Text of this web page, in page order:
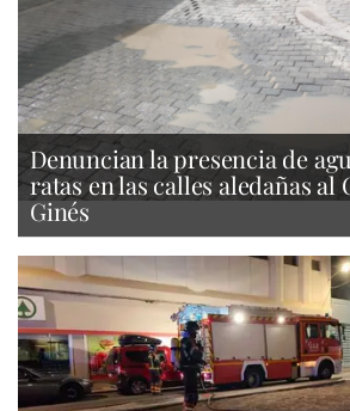
Denuncian la presencia de
ratas en las calles aledañas al
Ginés